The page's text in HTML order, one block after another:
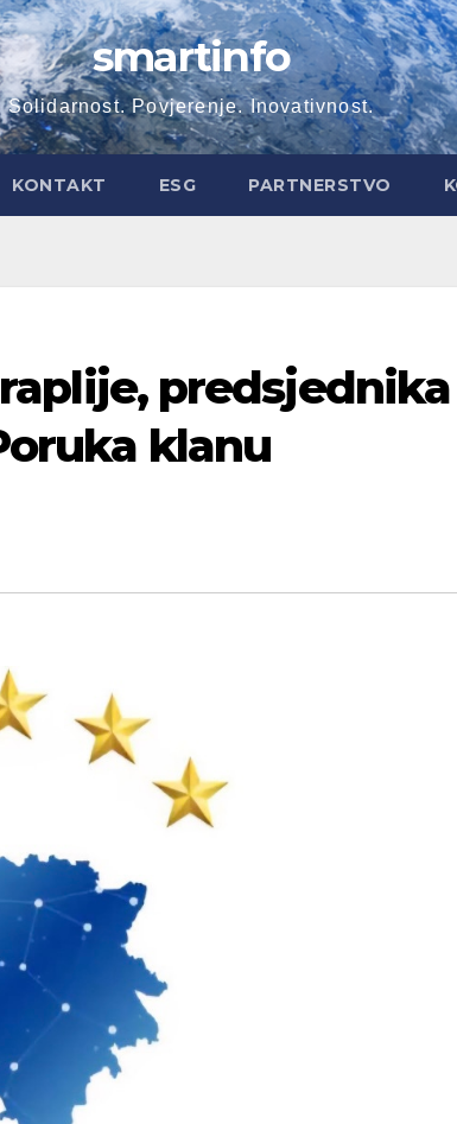
smartinfo
Solidarnost. Povjerenje. Inovativnost.
KONTAKT ESG PARTNERSTVO
predsjednika
klanu